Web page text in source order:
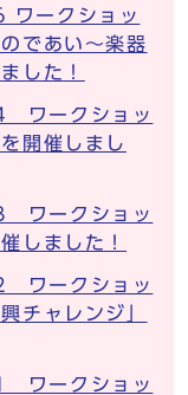
ワークショッ
であい〜楽器
した！
ワークショッ
開催しまし
ワークショッ
しました！
ワークショッ
チャレンジ」
ワークショッ